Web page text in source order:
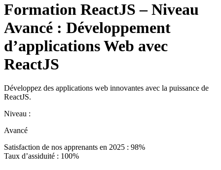
Formation ReactJS – Niveau
Avancé : Développement
d’applications Web avec
ReactJS
Développez des applications web innovantes avec la puissance de
ReactJS.
Niveau :
Avancé
Satisfaction de nos apprenants en 2025 : 98%
Taux d’assiduité : 100%